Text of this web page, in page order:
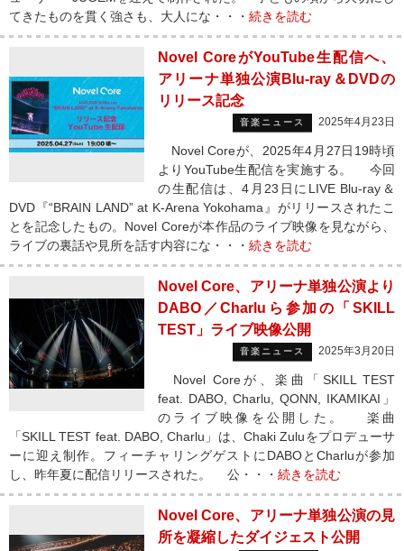
てきたものを貫く強さも、大人にな・・・ 続きを読む
Novel CoreがYouTube生配信へ、
アリーナ単独公演Blu-ray＆DVDの
リリース記念
音楽ニュース 2025年4月23日
Novel Coreが、2025年4月27日19時頃
よりYouTube生配信を実施する。 今回
の生配信は、4月23日にLIVE Blu-ray＆
DVD『“BRAIN LAND” at K-Arena Yokohama』がリリースされたこ
とを記念したもの。Novel Coreが本作品のライブ映像を見ながら、
ライブの裏話や見所を話す内容にな・・・ 続きを読む
Novel Core、アリーナ単独公演より
DABO／Charluら参加の「SKILL
TEST」ライブ映像公開
音楽ニュース 2025年3月20日
Novel Coreが、楽曲「SKILL TEST
feat. DABO, Charlu, QONN, IKAMIKAI」
のライブ映像を公開した。 楽曲
「SKILL TEST feat. DABO, Charlu」は、Chaki Zuluをプロデューサ
ーに迎え制作。フィーチャリングゲストにDABOとCharluが参加
し、昨年夏に配信リリースされた。 公・・・ 続きを読む
Novel Core、アリーナ単独公演の見
所を凝縮したダイジェスト公開